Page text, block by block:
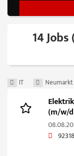
14
IT
(m/w/